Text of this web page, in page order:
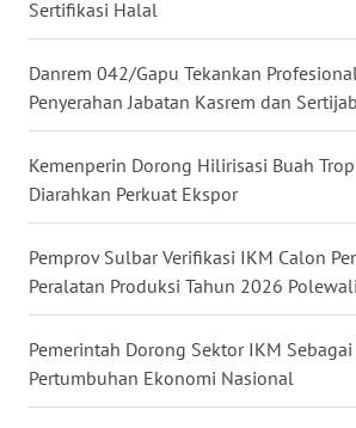
Sertifikasi Halal
Danrem 042/Gapu Tekankan
Penyerahan Jabatan Kasrem dan
Kemenperin Dorong Hilirisasi Buah
Diarahkan Perkuat Ekspor
Pemprov Sulbar Verifikasi IKM Calon
Peralatan Produksi Tahun 2026
Pemerintah Dorong Sektor IKM
Pertumbuhan Ekonomi Nasional
SULUT
WN
MALUKU
WN
MALUT
WN
DAIRI